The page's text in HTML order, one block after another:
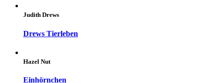
Judith Drews
Drews Tierleben
Hazel Nut
Einhörnchen